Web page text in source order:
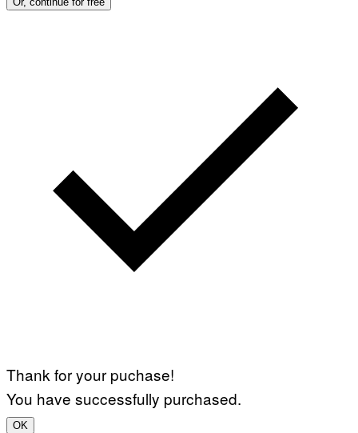
Thank for your puchase!
You have successfully purchased.
OK